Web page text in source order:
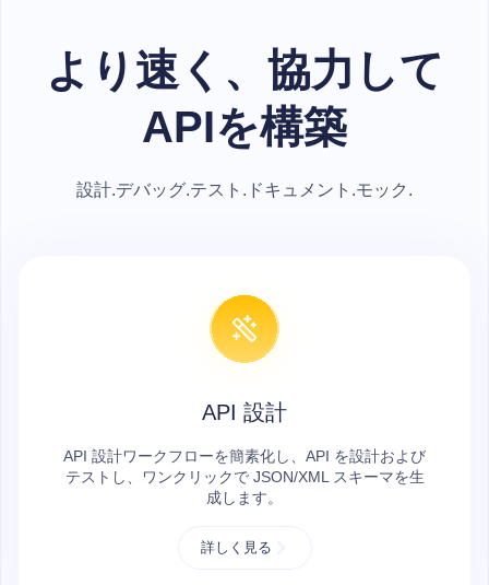
より速く、協力して
APIを構築
設計.デバッグ.テスト.ドキュメント.モック.
API 設計
API 設計ワークフローを簡素化し、API を設計および
テストし、ワンクリックで JSON/XML スキーマを生
成します。
詳しく見る